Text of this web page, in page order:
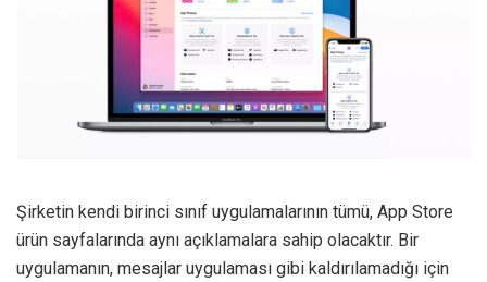
Şirketin kendi birinci sınıf uygulamalarının tümü, App Store
ürün sayfalarında aynı açıklamalara sahip olacaktır. Bir
uygulamanın, mesajlar uygulaması gibi kaldırılamadığı için